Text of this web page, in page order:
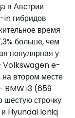
в Австрии
in гибридов
время
больше, чем
популярная у
Volkswagen e-
втором месте
BMW i3 (659
шестую строчку
Hyundai Ioniq